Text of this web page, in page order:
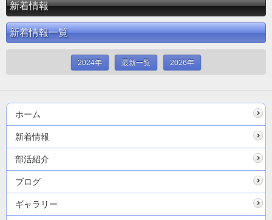
新着情報
新着情報一覧
2024年 最新一覧 2026年
ホーム
新着情報
部活紹介
ブログ
ギャラリー